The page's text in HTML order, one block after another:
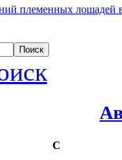
лошадей
С